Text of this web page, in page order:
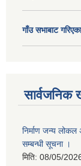
गाँउ सभाबाट
सार्वजनिक
निर्माण जन्य लोकल
सम्बन्धी सूचना ।
मिति: 08/05/